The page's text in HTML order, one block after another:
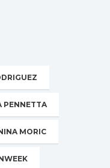
PENNETTA
MORIC